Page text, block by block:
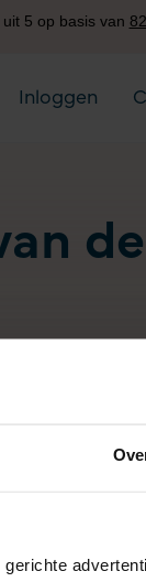
Inloggen
Scildon
Je situatie